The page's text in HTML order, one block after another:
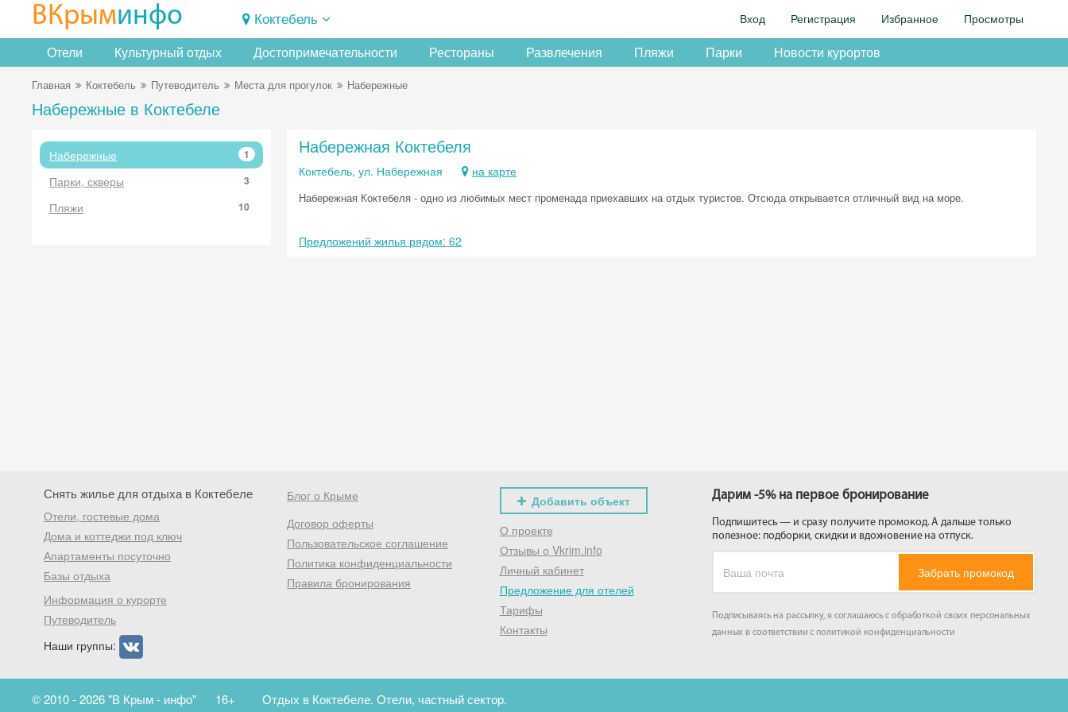
ВКрыминфо Коктебель Вход Регистрация Избранное Просмотры
Отели Культурный отдых Достопримечательности Рестораны Развлечения Пляжи Парки Новости курортов
Главная Коктебель Путеводитель Места для прогулок Набережные
Набережные в Коктебеле
Набережные 1
Парки, скверы 3
Пляжи 10
Набережная Коктебеля
Коктебель, ул. Набережная на карте
Набережная Коктебеля - одно из любимых мест променада приехавших на отдых туристов. Отсюда открывается отличный вид на море.
Предложений жилья рядом: 62
Снять жилье для отдыха в Коктебеле
Отели, гостевые дома
Дома и коттеджи под ключ
Апартаменты посуточно
Базы отдыха
Информация о курорте
Путеводитель
Наши группы:
Блог о Крыме
Договор оферты
Пользовательское соглашение
Политика конфиденциальности
Правила бронирования
Добавить объект
О проекте
Отзывы о Vkrim.info
Личный кабинет
Предложение для отелей
Тарифы
Контакты
Дарим -5% на первое бронирование
Подпишитесь — и сразу получите промокод. А дальше только
полезное: подборки, скидки и вдохновение на отпуск.
Забрать промокод
Подписываясь на рассылку, я соглашаюсь с обработкой своих персональных
данных в соответствии с политикой конфиденциальности
© 2010 - 2026 "В Крым - инфо" 16+ Отдых в Коктебеле. Отели, частный сектор.